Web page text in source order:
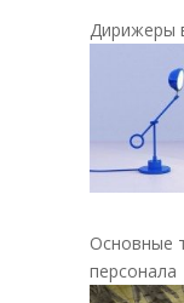
Дирижеры
Основные
персонала